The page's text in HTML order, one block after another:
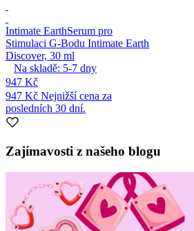
Intimate EarthSerum pro
Stimulaci G-Bodu Intimate Earth
Discover, 30 ml
Na skladě: 5-7 dny
947 Kč
947 Kč Nejnižší cena za
posledních 30 dní.
Zajímavosti z našeho blogu